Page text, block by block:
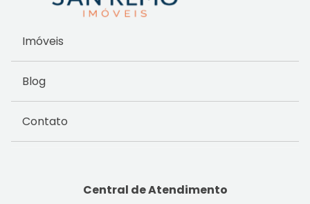
Imóveis
Blog
Contato
Central de Atendimento